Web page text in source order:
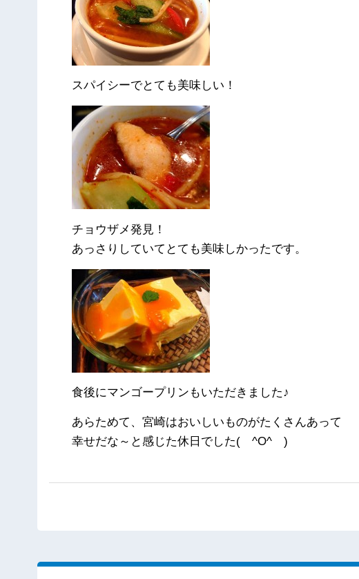
スパイシーでとても美味しい！
チョウザメ発見！
あっさりしていてとても美味しかったです。
食後にマンゴープリンもいただきました♪
あらためて、宮崎はおいしいものがたくさんあって
幸せだな～と感じた休日でした( ^O^ )